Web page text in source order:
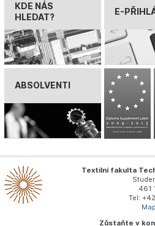
KDE NÁS
HLEDAT?
E-
ABSOLVENTI
Textilní fakulta
461
Tel:
Zůstaňte v